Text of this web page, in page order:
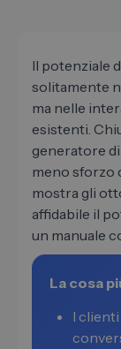
Il potenziale
solitamente
ma nelle
esistenti.
generatore
meno sforzo
mostra gli
affidabile il
un manuale
La cosa
I